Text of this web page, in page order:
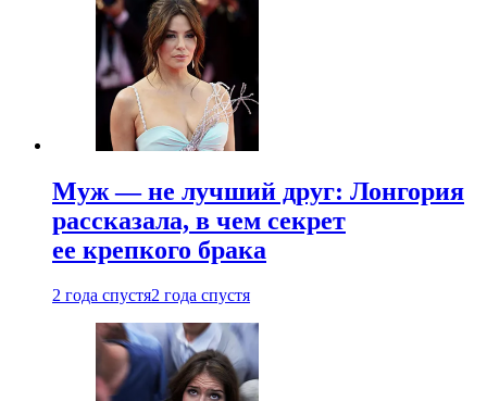
Муж — не лучший друг: Лонгория
рассказала, в чем секрет
ее крепкого брака
2 года спустя2 года спустя